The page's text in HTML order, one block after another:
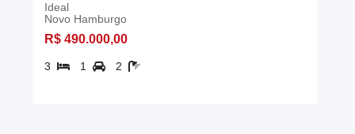
Ideal
Novo Hamburgo
R$ 490.000,00
3 1 2